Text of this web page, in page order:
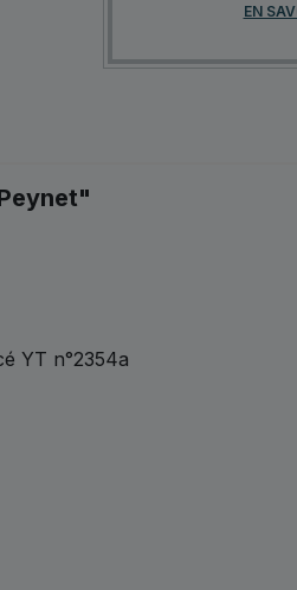
EN
YT n°2354a